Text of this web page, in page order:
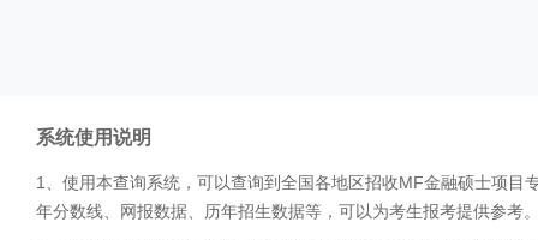
系统使用说明
1、使用本查询系统，可以查询到全国各地区招收MF金融硕士项
年分数线、网报数据、历年招生数据等，可以为考生报考提供参考